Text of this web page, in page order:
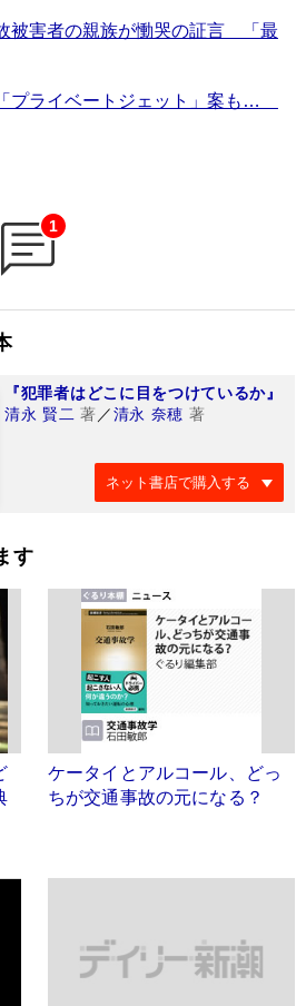
被害者の親族が慟哭の証言 「最
プライベートジェット」案も…
1
『犯罪者はどこに目をつけているか』
清永 賢二 著 ／清永 奈穂 著
ネット書店で購入する
す
ケータイとアルコール、どっ
ちが交通事故の元になる？